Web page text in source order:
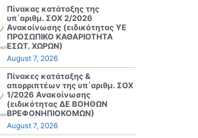
Πίνακας κατάταξης της
υπ΄αριθμ. ΣΟΧ 2/2026
Ανακοίνωσης (ειδικότητας ΥΕ
ΠΡΟΣΩΠΙΚΟ ΚΑΘΑΡΙΟΤΗΤΑ
ΕΣΩΤ. ΧΩΡΩΝ)
August 7, 2026
Πίνακες κατάταξης &
απορριπτέων της υπ΄αριθμ. ΣΟΧ
1/2026 Ανακοίνωσης
(ειδικότητας ΔΕ ΒΟΗΘΩΝ
ΒΡΕΦΟΝΗΠΙΟΚΟΜΩΝ)
August 7, 2026